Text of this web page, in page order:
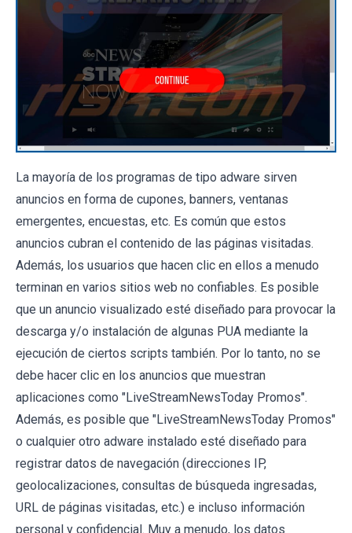
La mayoría de los programas de tipo adware sirven
anuncios en forma de cupones, banners, ventanas
emergentes, encuestas, etc. Es común que estos
anuncios cubran el contenido de las páginas visitadas.
Además, los usuarios que hacen clic en ellos a menudo
terminan en varios sitios web no confiables. Es posible
que un anuncio visualizado esté diseñado para provocar la
descarga y/o instalación de algunas PUA mediante la
ejecución de ciertos scripts también. Por lo tanto, no se
debe hacer clic en los anuncios que muestran
aplicaciones como "LiveStreamNewsToday Promos".
Además, es posible que "LiveStreamNewsToday Promos"
o cualquier otro adware instalado esté diseñado para
registrar datos de navegación (direcciones IP,
geolocalizaciones, consultas de búsqueda ingresadas,
URL de páginas visitadas, etc.) e incluso información
personal y confidencial. Muy a menudo, los datos